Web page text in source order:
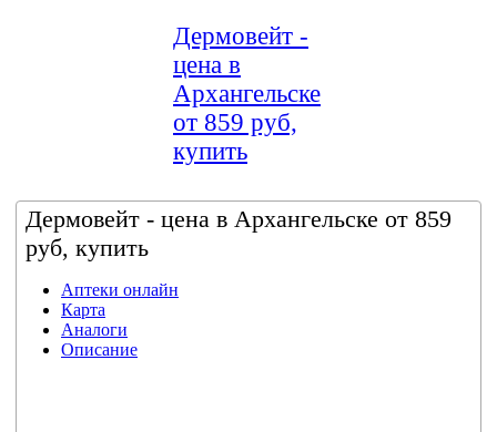
Дермовейт -
цена в
Архангельске
от 859 руб,
купить
Дермовейт - цена в Архангельске от 859
руб, купить
Аптеки онлайн
Карта
Аналоги
Описание